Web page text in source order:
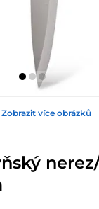
Zobrazit více obrázků